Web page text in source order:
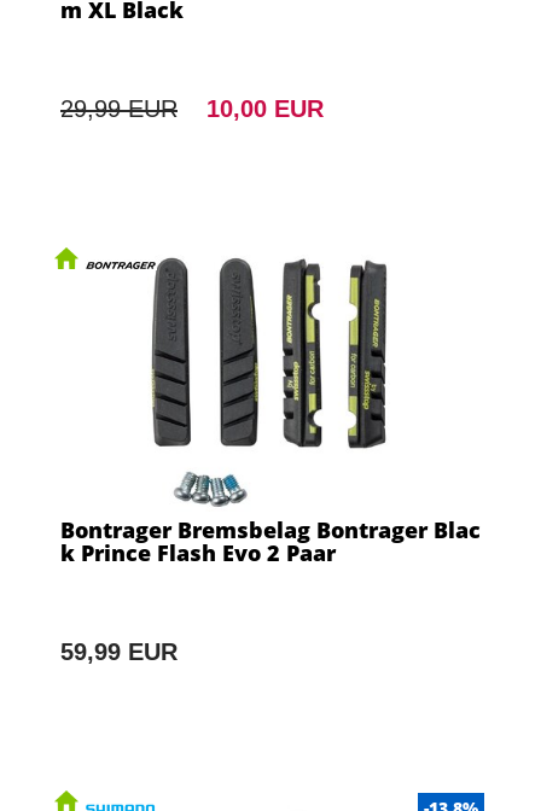
m XL Black
29,99 EUR 10,00 EUR
Bontrager Bremsbelag Bontrager Blac
k Prince Flash Evo 2 Paar
59,99 EUR